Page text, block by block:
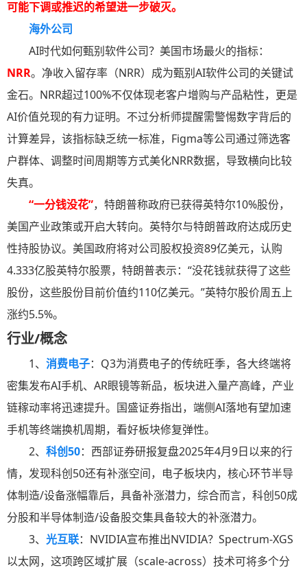
可能下调或推迟的希望进一步破灭。
海外公司
AI时代如何甄别软件公司？美国市场最火的指标：
NRR。净收入留存率（NRR）成为甄别AI软件公司的关键试
金石。NRR超过100%不仅体现老客户增购与产品粘性，更是
AI价值兑现的有力证明。不过分析师提醒需警惕数字背后的
计算差异，该指标缺乏统一标准，Figma等公司通过筛选客
户群体、调整时间周期等方式美化NRR数据，导致横向比较
失真。
“一分钱没花”，特朗普称政府已获得英特尔10%股份，
美国产业政策或开启大转向。英特尔与特朗普政府达成历史
性持股协议。美国政府将对公司股权投资89亿美元，认购
4.333亿股英特尔股票，特朗普表示：“没花钱就获得了这些
股份，这些股份目前价值约110亿美元。”英特尔股价周五上
涨约5.5%。
行业/概念
1、 消费电子：Q3为消费电子的传统旺季，各大终端将
密集发布AI手机、AR眼镜等新品，板块进入量产高峰，产业
链稼动率将迅速提升。国盛证券指出，端侧AI落地有望加速
手机等终端换机周期，看好板块修复弹性。
2、 科创50：西部证券研报复盘2025年4月9日以来的行
情，发现科创50还有补涨空间，电子板块内，核心环节半导
体制造/设备涨幅靠后，具备补涨潜力，综合而言，科创50成
分股和半导体制造/设备股交集具备较大的补涨潜力。
3、 光互联：NVIDIA宣布推出NVIDIA？Spectrum-XGS
以太网，这项跨区域扩展（scale-across）技术可将多个分